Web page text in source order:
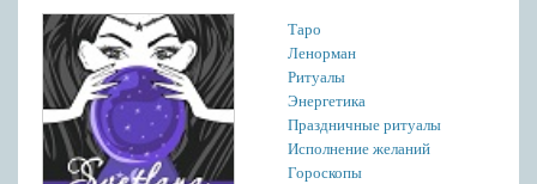
Таро
Ленорман
Ритуалы
Энергетика
Праздничные ритуалы
Исполнение желаний
Гороскопы